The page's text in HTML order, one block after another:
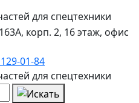
для спецтехники
корп. 2, 16 этаж, офис
01-84
для спецтехники